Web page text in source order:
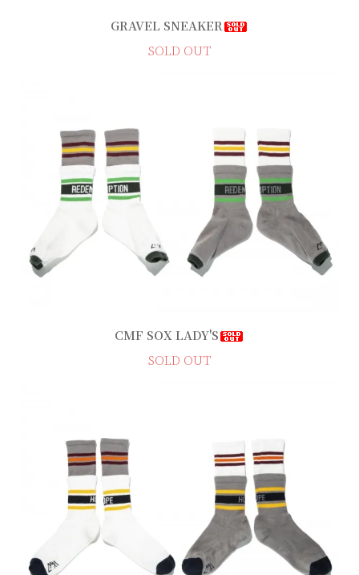
GRAVEL SNEAKER
SOLD OUT
CMF SOX LADY'S
SOLD OUT